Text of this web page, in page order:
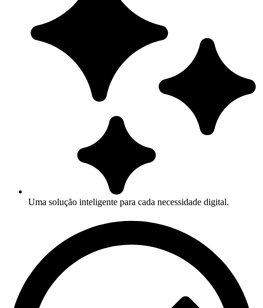
Uma solução inteligente para cada necessidade digital.